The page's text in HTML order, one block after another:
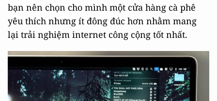
bạn nên chọn cho mình một cửa hàng cà phê
yêu thích nhưng ít đông đúc hơn nhằm mang
lại trải nghiệm internet công cộng tốt nhất.